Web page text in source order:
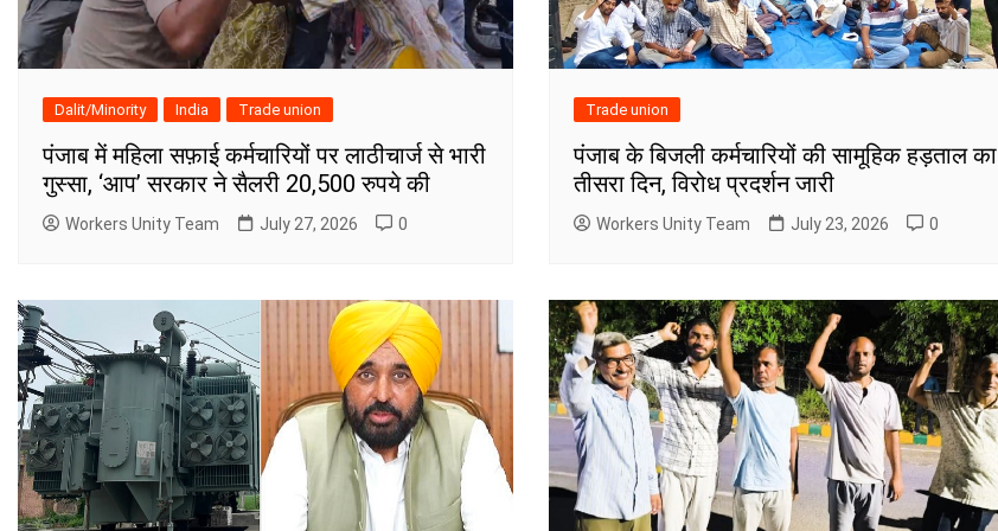
Dalit/Minority India Trade union
पंजाब में महिला सफ़ाई कर्मचारियों पर लाठीचार्ज से भारी
गुस्सा, ‘आप’ सरकार ने सैलरी 20,500 रुपये की
Workers Unity Team July 27, 2026 0
Trade union
पंजाब के बिजली कर्मचारियों की सामूहिक हड़ताल का
तीसरा दिन, विरोध प्रदर्शन जारी
Workers Unity Team July 23, 2026 0